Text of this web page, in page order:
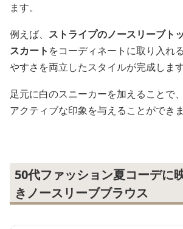
ます。
例えば、 ストライプのノースリーブト
スカート をコーディネートに取り入れ
やすさを両立したスタイルが完成します
足元に白のスニーカーを加えることで
アクティブな印象を与えることができま
50代ファッション夏コーデに
きノースリーブブラウス